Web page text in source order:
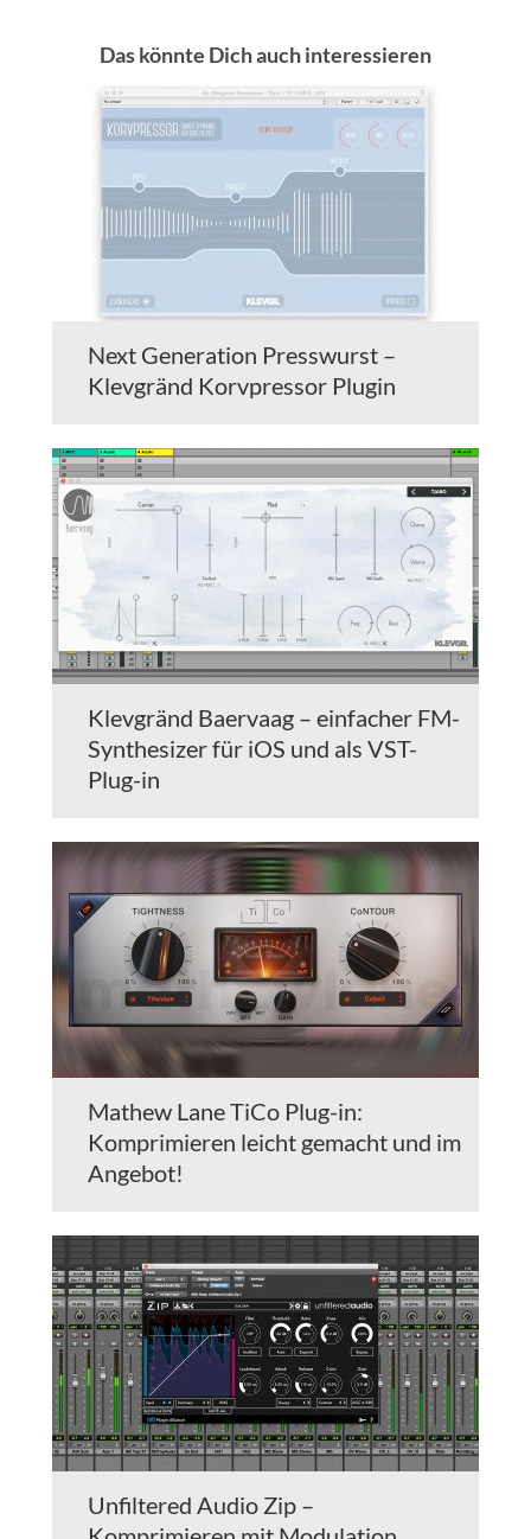
Das könnte Dich auch interessieren
Next Generation Presswurst –
Klevgränd Korvpressor Plugin
Klevgränd Baervaag – einfacher FM-
Synthesizer für iOS und als VST-
Plug-in
Mathew Lane TiCo Plug-in:
Komprimieren leicht gemacht und im
Angebot!
Unfiltered Audio Zip –